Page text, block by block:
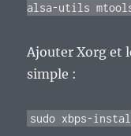
alsa-utils
Ajouter Xorg et
simple :
sudo xbps-